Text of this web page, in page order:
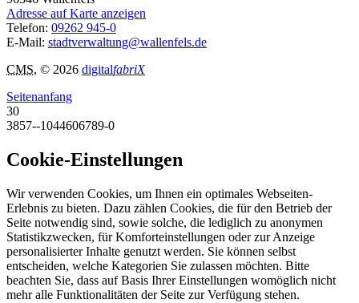
Adresse auf Karte anzeigen
Telefon: 09262 945-0
E-Mail: stadtverwaltung@wallenfels.de
CMS, © 2026 digitalfabriX
Seitenanfang
30
3857--1044606789-0
Cookie-Einstellungen
Wir verwenden Cookies, um Ihnen ein optimales Webseiten-
Erlebnis zu bieten. Dazu zählen Cookies, die für den Betrieb der
Seite notwendig sind, sowie solche, die lediglich zu anonymen
Statistikzwecken, für Komforteinstellungen oder zur Anzeige
personalisierter Inhalte genutzt werden. Sie können selbst
entscheiden, welche Kategorien Sie zulassen möchten. Bitte
beachten Sie, dass auf Basis Ihrer Einstellungen womöglich nicht
mehr alle Funktionalitäten der Seite zur Verfügung stehen.